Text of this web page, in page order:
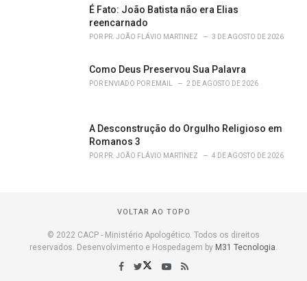
É Fato: João Batista não era Elias
reencarnado
POR PR. JOÃO FLÁVIO MARTINEZ 3 DE AGOSTO DE 2026
Como Deus Preservou Sua Palavra
POR ENVIADO POR EMAIL 2 DE AGOSTO DE 2026
A Desconstrução do Orgulho Religioso em
Romanos 3
POR PR. JOÃO FLÁVIO MARTINEZ 4 DE AGOSTO DE 2026
VOLTAR AO TOPO
© 2022 CACP - Ministério Apologético. Todos os direitos
reservados. Desenvolvimento e Hospedagem by M31 Tecnologia.